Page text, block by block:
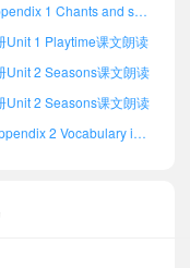
人教精通版三年级上册Appendix 1 Chants and songs in each unit课文朗读
Unit 1 Playtime课文朗读
Unit 2 Seasons课文朗读
Unit 2 Seasons课文朗读
人教精通版六年级下册Appendix 2 Vocabulary in each unit课文朗读
1课文朗读